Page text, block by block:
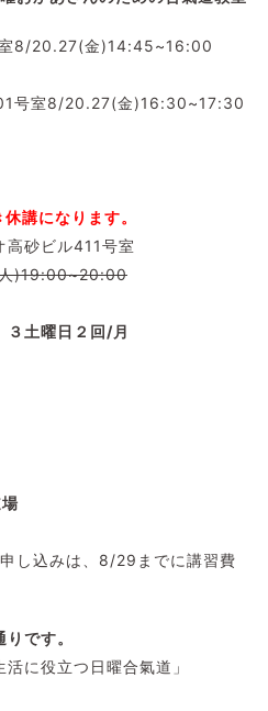
8/20.27(金)14:45~16:00
号室8/20.27(金)16:30~17:30
講になります。
砂ビル411号室
)19:00~20:00
土曜日２回/月
し込みは、8/29までに講習費
です。
に役立つ日曜合氣道」